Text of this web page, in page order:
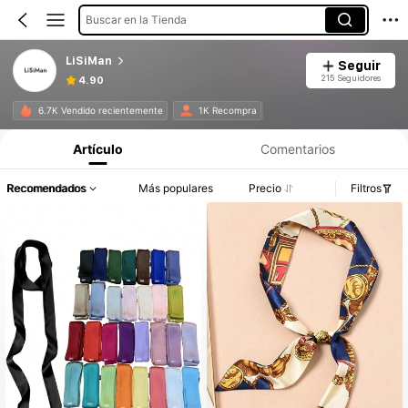
Buscar en la Tienda
LiSiMan
4.90
Seguir
215 Seguidores
6.7K Vendido recientemente 1K Recompra
Artículo Comentarios
Recomendados Más populares Precio Filtros